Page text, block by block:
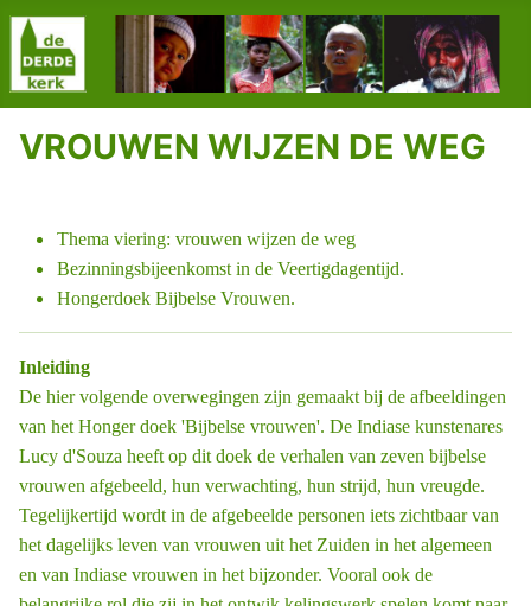
VROUWEN WIJZEN DE WEG
Thema viering: vrouwen wijzen de weg
Bezinningsbijeenkomst in de Veertigdagentijd.
Hongerdoek Bijbelse Vrouwen.
Inleiding
De hier volgende overwegingen zijn gemaakt bij de afbeeldingen
van het Honger ­doek 'Bijbelse vrouwen'. De Indiase kunstenares
Lucy d'Souza heeft op dit doek de verhalen van zeven bijbelse
vrouwen afgebeeld, hun verwachting, hun strijd, hun vreugde.
Tegelijkertijd wordt in de afgebeelde personen iets zichtbaar van
het dagelijks leven van vrouwen uit het Zuiden in het algemeen
en van Indiase vrouwen in het bijzonder. Vooral ook de